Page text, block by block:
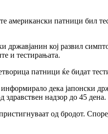
американски патници бил
државјанин кој развил
и тестирањата.
патници ќе бидат
дека јапонски
здравствен надзор до 45 дена.
од бродот.